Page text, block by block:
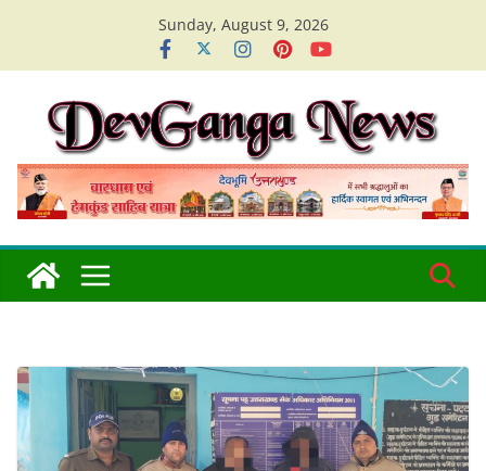
content
Sunday, August 9, 2026